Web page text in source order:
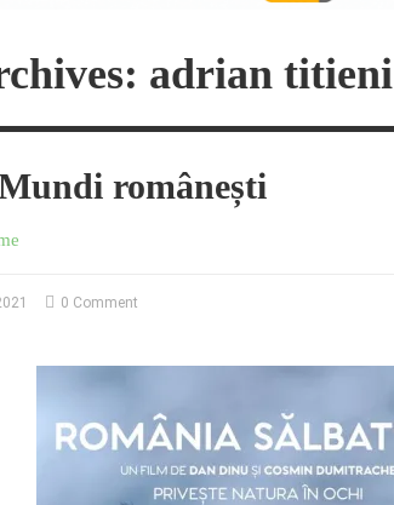
adrian titieni
românești
0 Comment